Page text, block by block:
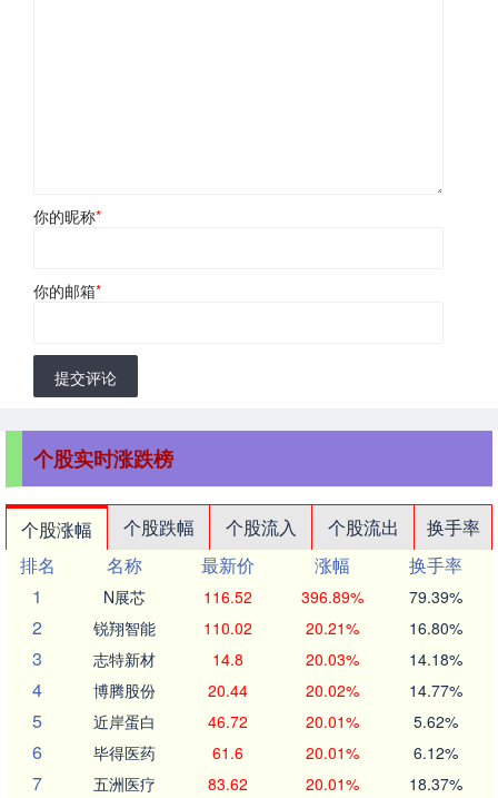
你的昵称*
你的邮箱*
提交评论
个股实时涨跌榜
个股涨幅 个股跌幅 个股流入 个股流出
换手率
排名
名称 最新价 涨幅
换手率
1
N展芯 116.52 396.89% 79.39%
2 锐翔智能 110.02 20.21% 16.80%
3 志特新材 14.8 20.03% 14.18%
4 博腾股份 20.44 20.02% 14.77%
5 近岸蛋白 46.72 20.01% 5.62%
6 毕得医药 61.6 20.01% 6.12%
7 五洲医疗 83.62 20.01% 18.37%